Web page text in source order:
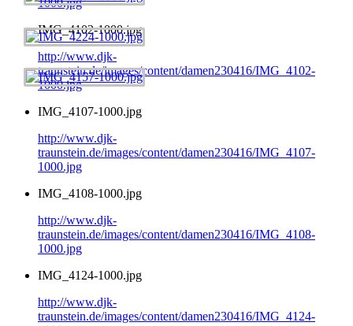
1000.jpg
IMG_4102-1000.jpg
http://www.djk-
traunstein.de/images/content/damen230416/IMG_4102-
1000.jpg
IMG_4107-1000.jpg
http://www.djk-
traunstein.de/images/content/damen230416/IMG_4107-
1000.jpg
IMG_4108-1000.jpg
http://www.djk-
traunstein.de/images/content/damen230416/IMG_4108-
1000.jpg
IMG_4124-1000.jpg
http://www.djk-
traunstein.de/images/content/damen230416/IMG_4124-